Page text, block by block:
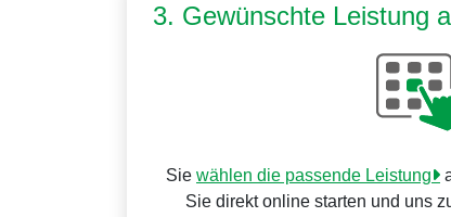
3. Gewünschte Leistung
Sie wählen die passende Leistung
Sie direkt online starten und uns